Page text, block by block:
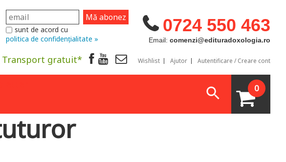
0724 550 463
Email: comenzi@edituradoxologia.ro
sunt de acord cu
politica de confidențialitate »
Transport gratuit* Wishlist Ajutor Autentificare / Creare cont
0